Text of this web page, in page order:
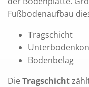
Fußbodenaufbau
Tragschicht
Bodenbelag
DieTragschicht